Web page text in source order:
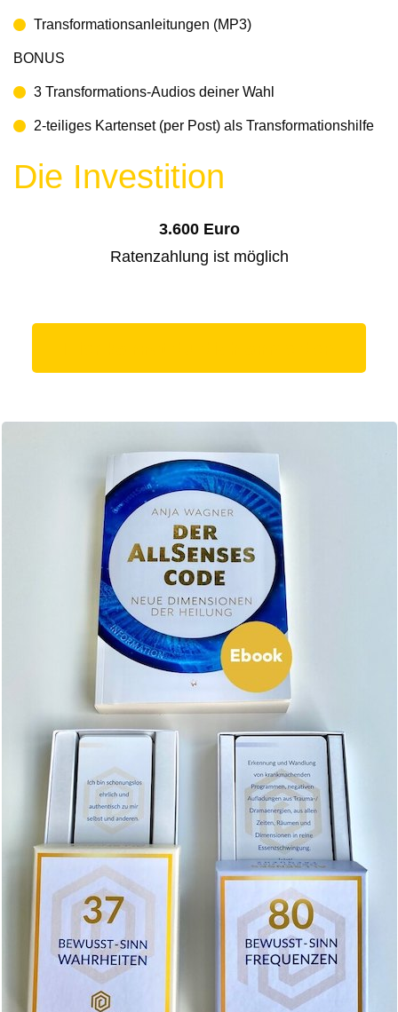
Transformationsanleitungen (MP3)
BONUS
3 Transformations-Audios deiner Wahl
2-teiliges Kartenset (per Post) als Transformationshilfe
Die Investition
3.600 Euro
Ratenzahlung ist möglich